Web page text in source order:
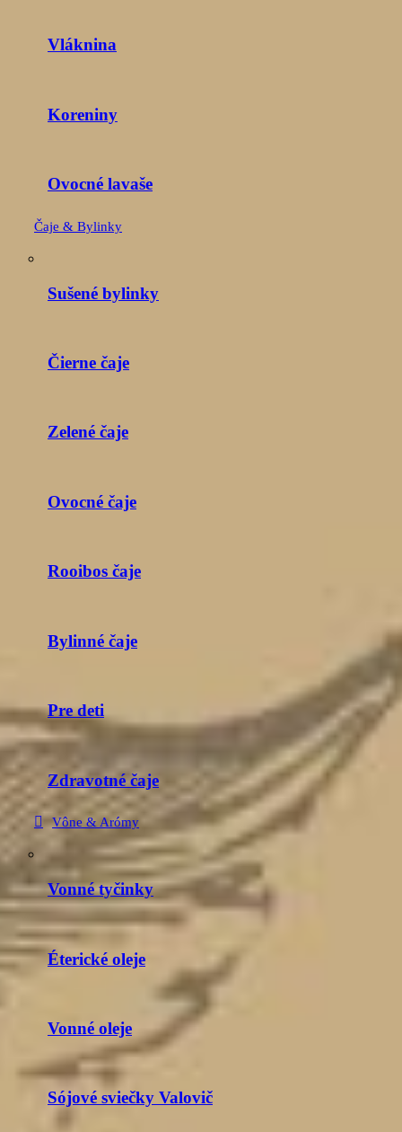
Vláknina
Koreniny
Ovocné lavaše
Čaje & Bylinky
Sušené bylinky
Čierne čaje
Zelené čaje
Ovocné čaje
Rooibos čaje
Bylinné čaje
Pre deti
Zdravotné čaje
Vône & Arómy
Vonné tyčinky
Éterické oleje
Vonné oleje
Sójové sviečky Valovič